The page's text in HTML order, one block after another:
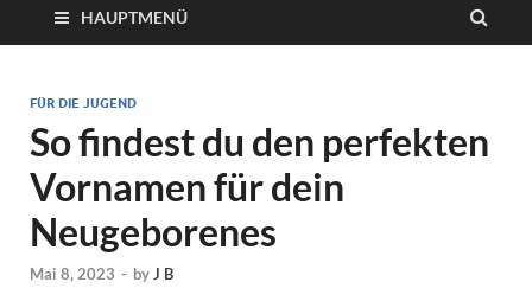
HAUPTMENÜ
FÜR DIE JUGEND
So findest du den perfekten
Vornamen für dein
Neugeborenes
Mai 8, 2023 - byJ B